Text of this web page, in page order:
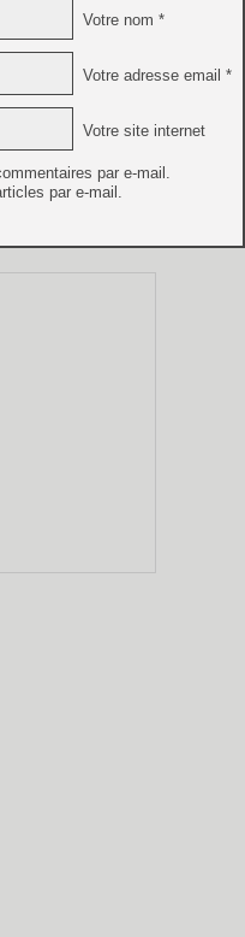
Votre nom *
Votre adresse email *
Votre site internet
par e-mail.
par e-mail.